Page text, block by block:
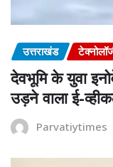
उत्तराखंड
देवभूमि के युवा
उड़ने वाला ई-
Parvatiytimes